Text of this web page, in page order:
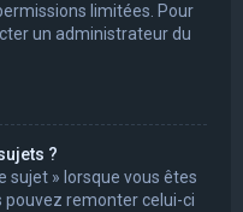
limitées. Pour
un administrateur du
?
sujet » lorsque vous êtes
pouvez remonter celui-ci